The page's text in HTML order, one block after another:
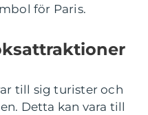
för Paris.
till sig turister och
Detta kan vara till